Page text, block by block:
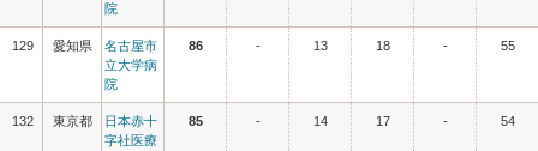
院
129 愛知県
名古屋市
立大学病
院
86 - 13 18 - 55
132 東京都
日本赤十
字社医療
85 - 14 17 - 54